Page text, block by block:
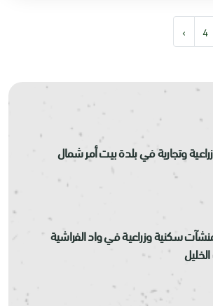
4
›
زراعية وتجارية في بلدة بيت أمر شمال
سكنية وزراعية في واد الفراشية